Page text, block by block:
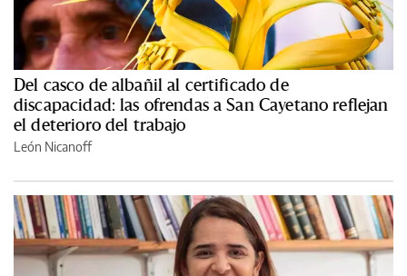
Del casco de albañil al certificado de
discapacidad: las ofrendas a San Cayetano reflejan
el deterioro del trabajo
León Nicanoff